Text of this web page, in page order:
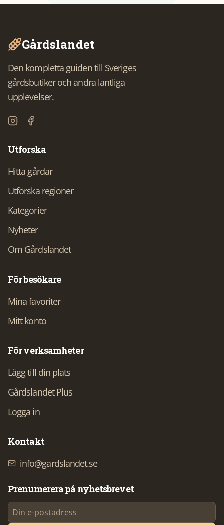
Gårdslandet
Den kompletta guiden till Sveriges
gårdsbutiker och andra lantliga
upplevelser.
Utforska
Hitta gårdar
Utforska regioner
Kategorier
Nyheter
Om Gårdslandet
För besökare
Mina favoriter
Mitt konto
För verksamheter
Lägg till din plats
Gårdslandet Plus
Logga in
Kontakt
info@gardslandet.se
Prenumerera på nyhetsbrevet